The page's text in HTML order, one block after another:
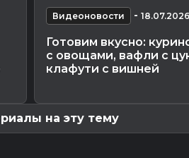
Видеоновости - 18.07.2026
Готовим вкусно:
с овощами, вафли с
клафути с вишней
на эту тему